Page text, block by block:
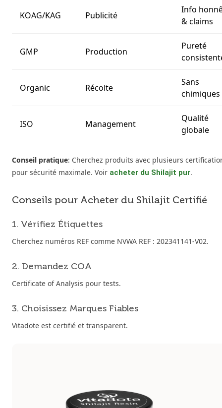
KOAG/KAG Publicité
Info
& claims
GMP Production
Pureté
Organic Récolte
Sans
chimiques
ISO Management
Qualité
globale
Conseil pratique: Cherchez produits avec plusieurs
pour sécurité maximale. Voir acheter du Shilajit pur.
Conseils pour Acheter du Shilajit Certifié
1. Vérifiez Étiquettes
Cherchez numéros REF comme NVWA REF : 202341141-V02.
2. Demandez COA
Certificate of Analysis pour tests.
3. Choisissez Marques Fiables
Vitadote est certifié et transparent.